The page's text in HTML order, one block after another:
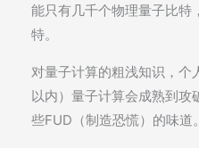
能只有几千个物理量子比特
特。
对量子计算的粗浅知识，个
以内）量子计算会成熟到
些FUD（制造恐慌）的味道。